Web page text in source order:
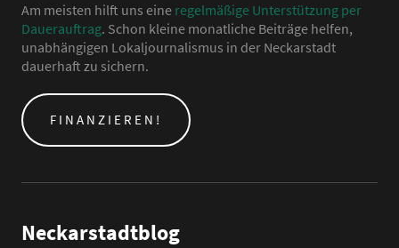
Am meisten hilft uns eine regelmäßige Unterstützung per
Dauerauftrag. Schon kleine monatliche Beiträge helfen,
unabhängigen Lokaljournalismus in der Neckarstadt
dauerhaft zu sichern.
FINANZIEREN!
Neckarstadtblog